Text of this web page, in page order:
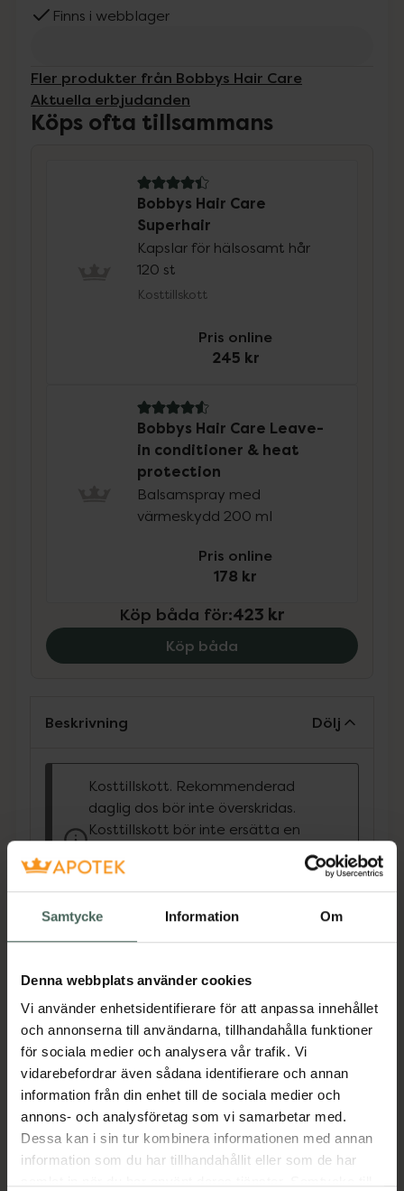
Samtycke Information Om
Denna webbplats använder cookies
Vi använder enhetsidentifierare för att anpassa innehållet
och annonserna till användarna, tillhandahålla funktioner
för sociala medier och analysera vår trafik. Vi
vidarebefordrar även sådana identifierare och annan
information från din enhet till de sociala medier och
annons- och analysföretag som vi samarbetar med.
Dessa kan i sin tur kombinera informationen med annan
information som du har tillhandahållit eller som de har
Finns i webblager
Fler produkter från Bobbys Hair Care
Aktuella erbjudanden
Köps ofta tillsammans
4.4 av 5 i omdöme
Bobbys Hair Care
Superhair
Kapslar för hälsosamt hår
120 st
Kosttillskott
Pris online
245 kr
4.6 av 5 i omdöme
Bobbys Hair Care Leave-
in conditioner & heat
protection
Balsamspray med
värmeskydd 200 ml
Pris online
178 kr
Köp båda för:423 kr
Köp båda
Beskrivning Dölj
Kosttillskott. Rekommenderad
daglig dos bör inte överskridas.
Kosttillskott bör inte ersätta en
livsstil. Förvaras utom räckhåll för
små barn.
Superhair är ett kosttillskott för hår, hud och
utgångspunkt i en snart 30 år lång
frisörkarriär.Superhair är fullpackad med
värdefulla vitaminer och mineraler för håret,
huden och naglarna.Många av oss har milda
brister på olika vitaminer eller mineraler, som
kan göra att håret blir trött och livlöst, man
tappar mycket hår eller att håret inte växer.
Superhair har till syfte att ge håret en
möjlighet att inifrån och ut börja växa